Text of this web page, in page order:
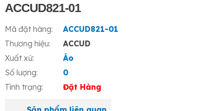
ACCUD821-01
Mã đặt hàng:
ACCUD821-01
Thương hiệu:
ACCUD
Xuất xứ:
Áo
Số lượng:
0
Tình trạng:
Đặt Hàng